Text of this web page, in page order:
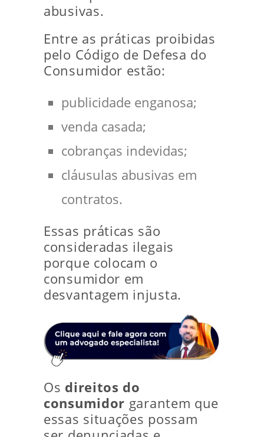
abusivas.
Entre as práticas proibidas
pelo Código de Defesa do
Consumidor estão:
publicidade enganosa;
venda casada;
cobranças indevidas;
cláusulas abusivas em
contratos.
Essas práticas são
consideradas ilegais
porque colocam o
consumidor em
desvantagem injusta.
Os direitos do
consumidor garantem que
essas situações possam